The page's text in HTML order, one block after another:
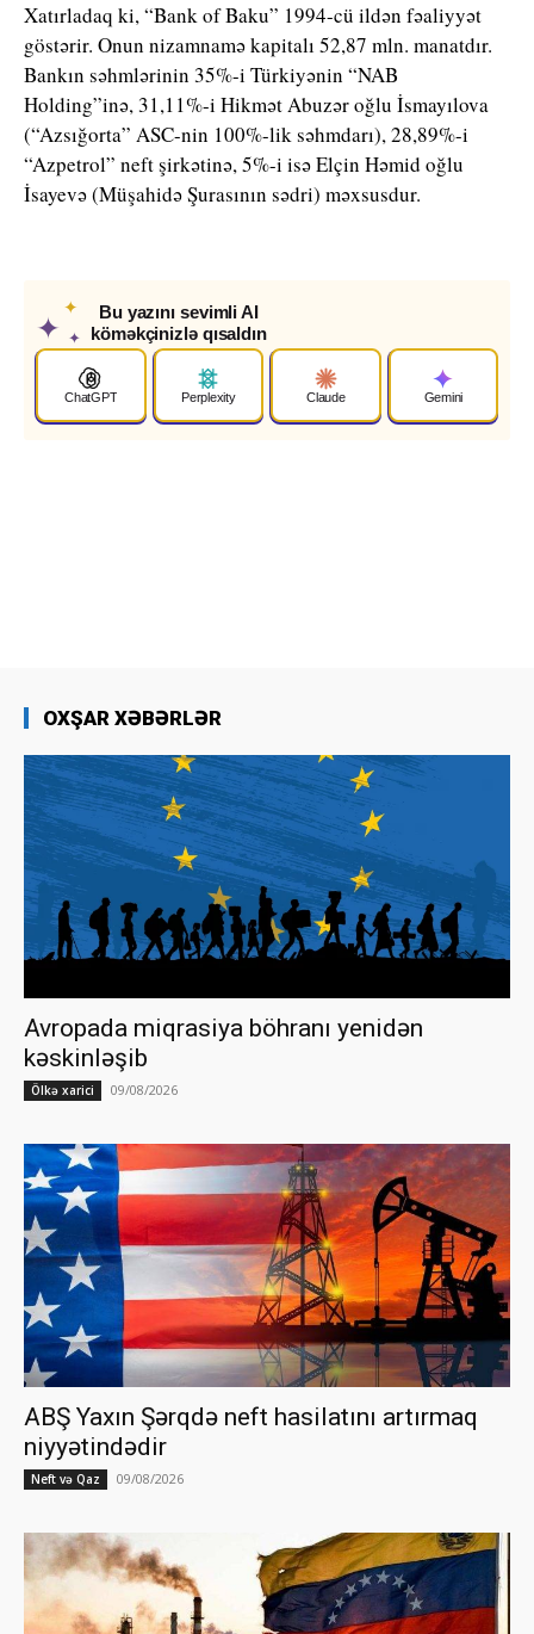
Xatırladaq ki, “Bank of Baku” 1994-cü ildən fəaliyyət
göstərir. Onun nizamnamə kapitalı 52,87 mln. manatdır.
Bankın səhmlərinin 35%-i Türkiyənin “NAB
Holding”inə, 31,11%-i Hikmət Abuzər oğlu İsmayılova
(“Azsığorta” ASC-nin 100%-lik səhmdarı), 28,89%-i
“Azpetrol” neft şirkətinə, 5%-i isə Elçin Həmid oğlu
İsayevə (Müşahidə Şurasının sədri) məxsusdur.
✦
✦
✦
Bu yazını sevimli AI
köməkçinizlə qısaldın
ChatGPT Perplexity Claude Gemini
OXŞAR XƏBƏRLƏR
Avropada miqrasiya böhranı yenidən
kəskinləşib
Ölkə xarici 09/08/2026
ABŞ Yaxın Şərqdə neft hasilatını artırmaq
niyyətindədir
Neft və Qaz 09/08/2026